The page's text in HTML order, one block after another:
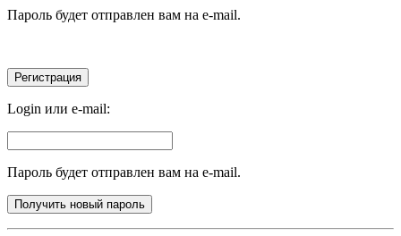
Пароль будет отправлен вам на e-mail.
Login или e-mail:
Пароль будет отправлен вам на e-mail.